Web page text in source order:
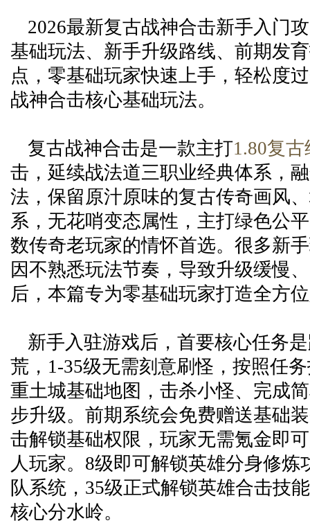
2026最新复古战神合击新手入门
基础玩法、新手升级路线、前期发
点，零基础玩家快速上手，轻松度
战神合击核心基础玩法。
复古战神合击是一款主打1.80复
击，延续战法道三职业经典体系，
法，保留原汁原味的复古传奇画风
系，无花哨变态属性，主打绿色公
数传奇老玩家的情怀首选。很多新
因不熟悉玩法节奏，导致升级缓慢
后，本篇专为零基础玩家打造全方
新手入驻游戏后，首要核心任务
荒，1-35级无需刻意刷怪，按照任
重土城基础地图，击杀小怪、完成
步升级。前期系统会免费赠送基础
击解锁基础权限，玩家无需氪金即
人玩家。8级即可解锁英雄分身修炼
队系统，35级正式解锁英雄合击技
核心分水岭。